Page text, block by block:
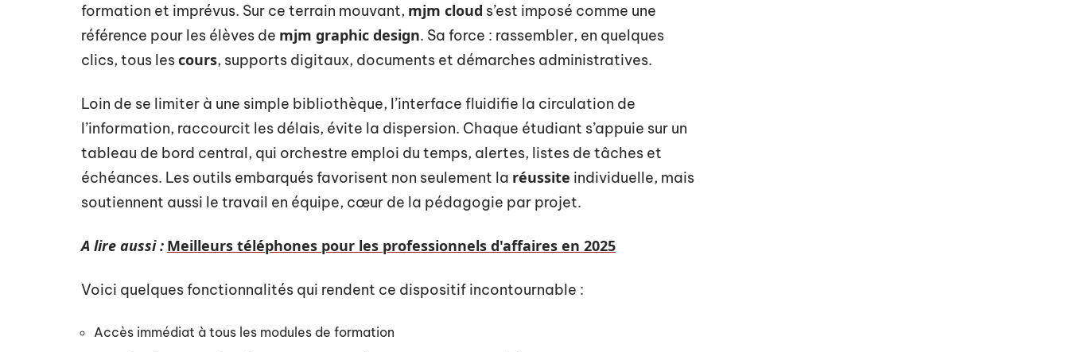
formation et imprévus. Sur ce terrain mouvant, mjm cloud s’est imposé comme une
référence pour les élèves de mjm graphic design. Sa force : rassembler, en quelques
clics, tous lescours, supports digitaux, documents et démarches administratives.
Loin de se limiter à une simple bibliothèque, l’interface fluidifie la circulation de
l’information, raccourcit les délais, évite la dispersion. Chaque étudiant s’appuie sur un
tableau de bord central, qui orchestre emploi du temps, alertes, listes de tâches et
échéances. Les outils embarqués favorisent non seulement la réussite individuelle, mais
soutiennent aussi le travail en équipe, cœur de la pédagogie par projet.
A lire aussi : Meilleurs téléphones pour les professionnels d'affaires en 2025
Voici quelques fonctionnalités qui rendent ce dispositif incontournable :
Accès immédiat à tous les modules de formation